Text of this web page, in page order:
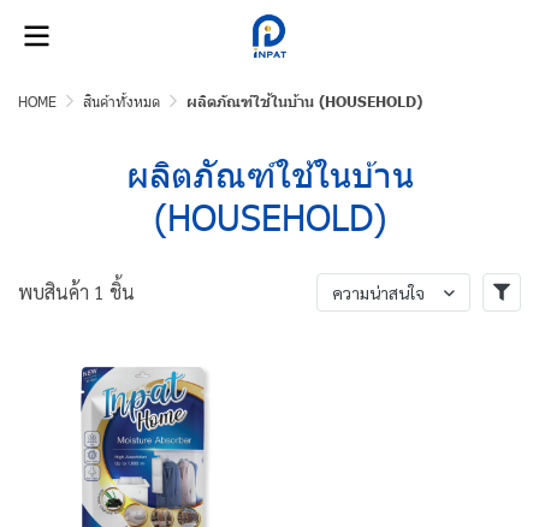
HOME สินค้าทั้งหมด ผลิตภัณฑ์ใช้ในบ้าน (HOUSEHOLD)
ผลิตภัณฑ์ใช้ในบ้าน
(HOUSEHOLD)
พบสินค้า 1 ชิ้น ความน่าสนใจ